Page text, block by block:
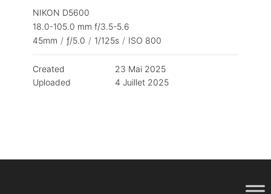
NIKON D5600
18.0-105.0 mm f/3.5-5.6
45mm / ƒ/5.0 / 1/125s / ISO 800
Created
23 Mai 2025
Uploaded
4 Juillet 2025